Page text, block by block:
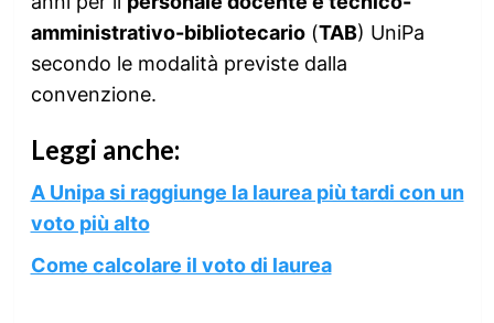
amministrativo-bibliotecario(TAB) UniPa
secondo le modalità previste dalla
convenzione.
Leggi anche:
A Unipa si raggiunge la laurea più tardi con un
voto più alto
Come calcolare il voto di laurea